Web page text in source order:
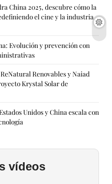
China 2025, descubre cómo la
el cine y la industria
Evolución y prevención con
Renovables y Naiad
Krystal Solar de
Unidos y China escala con
vídeos